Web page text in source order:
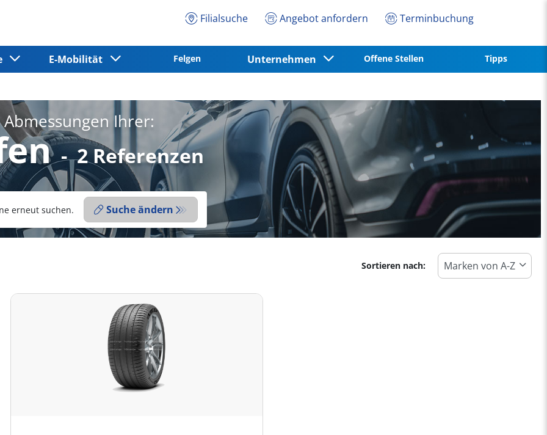
Filialsuche Angebot anfordern Terminbuchung
E-Mobilität Felgen Unternehmen Offene Stellen Tipps
Ihrer:
- 2 Referenzen
erneut suchen. Suche ändern
Sortieren nach: